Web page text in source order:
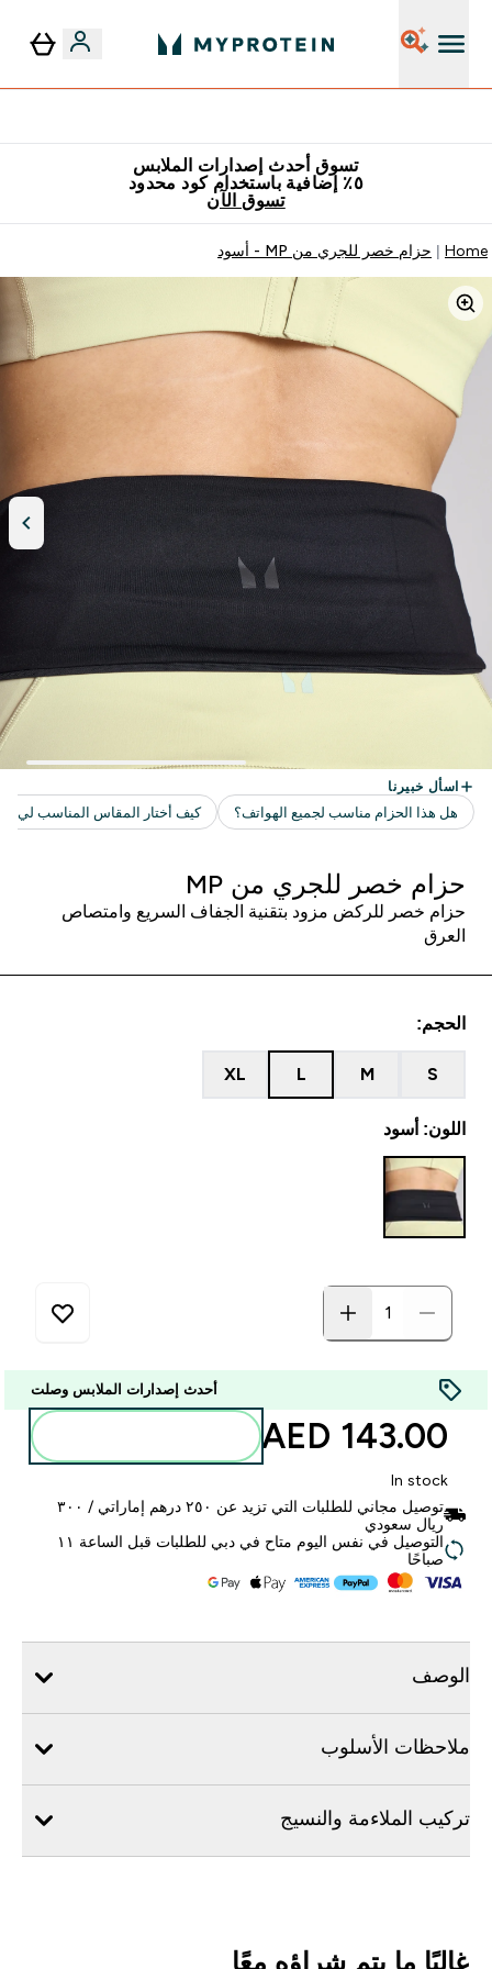
تسوق أحدث إصدارات الملابس
٥٪ إضافية باستخدام كود محدود
تسوق الآن
Home حزام خصر للجري من MP - أسود
حزام خصر للجري من MP
حزام خصر للركض مزود بتقنية الجفاف السريع وامتصاص
العرق
الحجم:
S
M
L
XL
اللون: أسود
أحدث إصدارات الملابس وصلت
143.00 AED‎
In stock
توصيل مجاني للطلبات التي تزيد عن ٢٥٠ درهم إماراتي / ٣٠٠
ريال سعودي
التوصيل في نفس اليوم متاح في دبي للطلبات قبل الساعة ١١
صباحًا
الوصف
ملاحظات الأسلوب
تركيب الملاءمة والنسيج
غالبًا ما يتم شراؤه معًا